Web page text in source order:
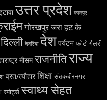
उत्तर प्रदेश कानपुर
गोरखपुर जरा हट के
दिल्ली देवरिया देश पर्यटन फोटो गैलरी
मौसम राजनीतिराज्य
व्रत/त्यौहार शिक्षा संतकबीरनगर
स्पोर्ट्स स्वाथ्य सेहत